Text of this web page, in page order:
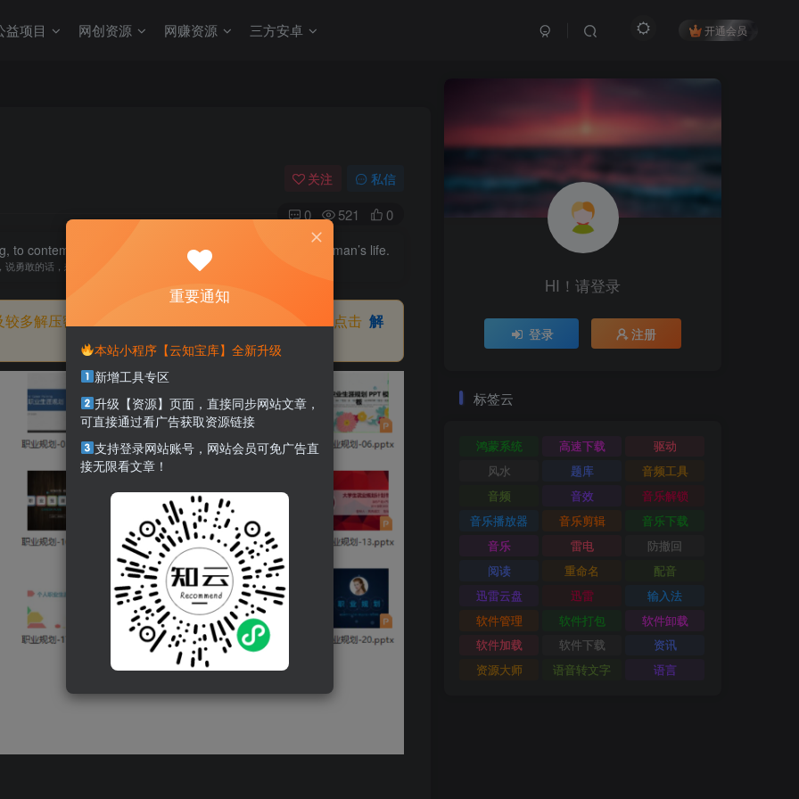
益项目 网创资源 网赚资源 三方安卓 开通会员
关注 私信
0 521 0
contemplate the beautiful thing: that’s enough for one man’s life.
说勇敢的话，想美好的事，一生足矣
多解压密码，如果你下载的资源需要解压密码，请点击 解
HI！请登录
登录 注册
标签云
鸿蒙系统 高速下载
驱动
风水
题库
音频工具
音频
音效
音乐解锁
音乐播放器
音乐剪辑
音乐下载
音乐
雷电
防撤回
阅读
重命名
配音
迅雷云盘
迅雷
输入法
软件管理
软件打包
软件卸载
软件加载
软件下载
资讯
资源大师
语音转文字 语言
重要通知
本站小程序【云知宝库】全新升级
新增工具专区
升级【资源】页面，直接同步网站文章，
可直接通过看广告获取资源链接
支持登录网站账号，网站会员可免广告直
接无限看文章！